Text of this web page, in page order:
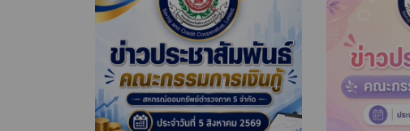
คำถามที่พบบ่อย แจ้งปัญหา/ข้
ข่าวประชาสัมพันธ์